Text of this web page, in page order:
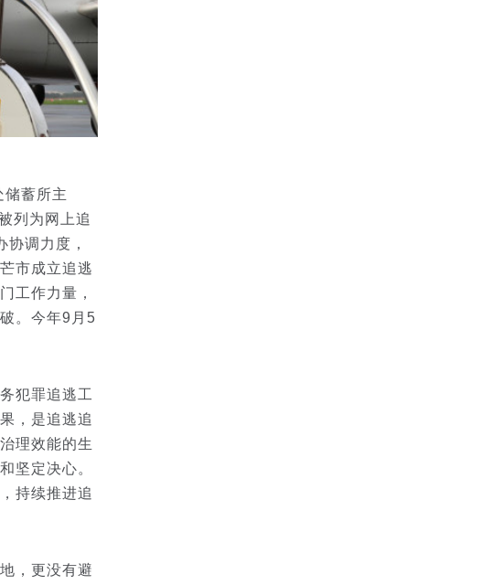
蓄所主
列为网上追
调力度，
市成立追逃
工作力量，
。今年9月5
犯罪追逃工
，是追逃追
理效能的生
坚定决心。
持续推进追
，更没有避